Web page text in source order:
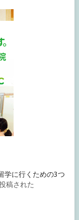
学に行くための3つ
稿された